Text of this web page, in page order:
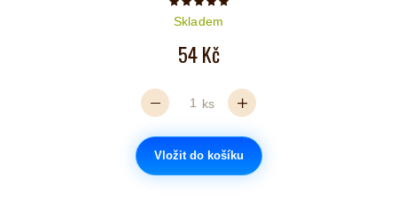
Počet hvězdiček je 5 z 5
Skladem
54 Kč
ks
Vložit do košíku